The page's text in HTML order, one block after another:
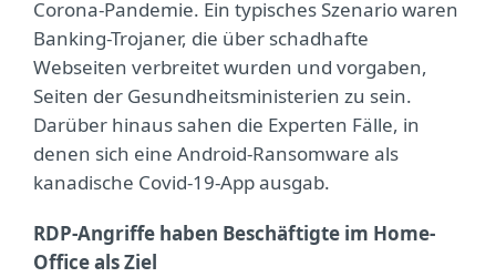
Corona-Pandemie. Ein typisches Szenario waren
Banking-Trojaner, die über schadhafte
Webseiten verbreitet wurden und vorgaben,
Seiten der Gesundheitsministerien zu sein.
Darüber hinaus sahen die Experten Fälle, in
denen sich eine Android-Ransomware als
kanadische Covid-19-App ausgab.
RDP-Angriffe haben Beschäftigte im Home-
Office als Ziel